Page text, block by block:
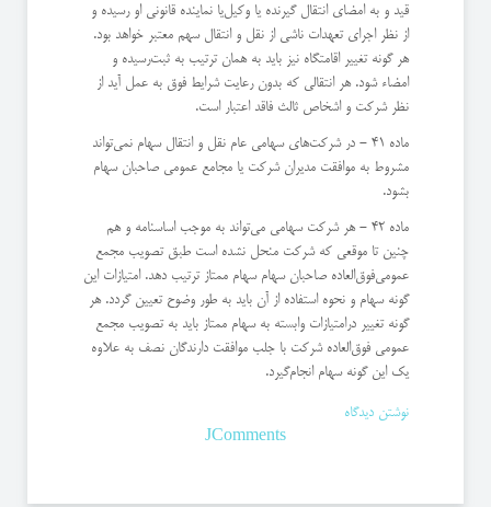
قید و به امضای انتقال گیرنده یا وكیل‌یا نماینده قانونی او رسیده و
از نظر اجرای تعهدات ناشی از نقل و انتقال سهم معتبر خواهد بود.
هر گونه تغییر اقامتگاه نیز باید به همان ترتیب به ثبت‌رسیده و
امضاء شود. هر انتقالی كه بدون رعایت شرایط فوق به عمل آید از
نظر شركت و اشخاص ثالث فاقد اعتبار است.
ماده 41 - در شركت‌های سهامی عام نقل و انتقال سهام نمی‌تواند
مشروط به موافقت مدیران شركت یا مجامع عمومی صاحبان سهام
بشود.
ماده 42 - هر شركت سهامی می‌تواند به موجب اساسنامه و هم
چنین تا موقعی كه شركت منحل نشده است طبق تصویب مجمع
عمومی‌فوق‌العاده صاحبان سهام سهام ممتاز ترتیب دهد. امتیازات این
گونه سهام و نحوه استفاده از آن باید به طور وضوح تعیین گردد. هر
گونه تغییر در‌امتیازات وابسته به سهام ممتاز باید به تصویب مجمع
عمومی فوق‌العاده شركت با جلب موافقت دارندگان نصف به علاوه
یك این گونه سهام انجام‌گیرد.
نوشتن دیدگاه
JComments